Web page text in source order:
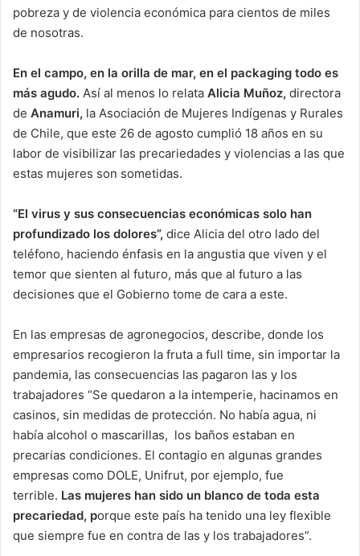
pobreza y de violencia económica para cientos de miles
de nosotras.
En el campo, en la orilla de mar, en el packaging todo es
más agudo. Así al menos lo relata Alicia Muñoz, directora
de Anamuri, la Asociación de Mujeres Indígenas y Rurales
de Chile, que este 26 de agosto cumplió 18 años en su
labor de visibilizar las precariedades y violencias a las que
estas mujeres son sometidas.
“El virus y sus consecuencias económicas solo han
profundizado los dolores”, dice Alicia del otro lado del
teléfono, haciendo énfasis en la angustia que viven y el
temor que sienten al futuro, más que al futuro a las
decisiones que el Gobierno tome de cara a este.
En las empresas de agronegocios, describe, donde los
empresarios recogieron la fruta a full time, sin importar la
pandemia, las consecuencias las pagaron las y los
trabajadores “Se quedaron a la intemperie, hacinamos en
casinos, sin medidas de protección. No había agua, ni
había alcohol o mascarillas, los baños estaban en
precarias condiciones. El contagio en algunas grandes
empresas como DOLE, Unifrut, por ejemplo, fue
terrible. Las mujeres han sido un blanco de toda esta
precariedad, porque este país ha tenido una ley flexible
que siempre fue en contra de las y los trabajadores”.